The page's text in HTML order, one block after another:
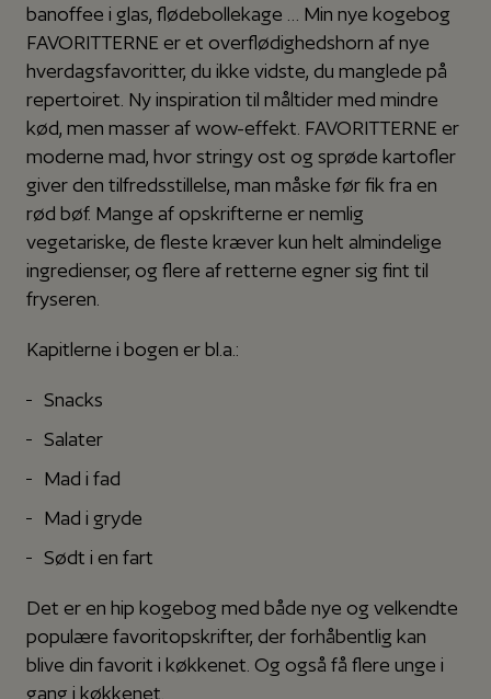
banoffee i glas, flødebollekage … Min nye kogebog
FAVORITTERNE er et overflødighedshorn af nye
hverdagsfavoritter, du ikke vidste, du manglede på
repertoiret. Ny inspiration til måltider med mindre
kød, men masser af wow-effekt. FAVORITTERNE er
moderne mad, hvor stringy ost og sprøde kartofler
giver den tilfredsstillelse, man måske før fik fra en
rød bøf. Mange af opskrifterne er nemlig
vegetariske, de fleste kræver kun helt almindelige
ingredienser, og flere af retterne egner sig fint til
fryseren.
Kapitlerne i bogen er bl.a.:
Snacks
Salater
Mad i fad
Mad i gryde
Sødt i en fart
Det er en hip kogebog med både nye og velkendte
populære favoritopskrifter, der forhåbentlig kan
blive din favorit i køkkenet. Og også få flere unge i
gang i køkkenet.